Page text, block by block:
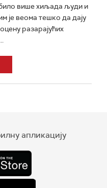
више хиљада људи и
је веома тешко да дају
разарајућих
апликацију